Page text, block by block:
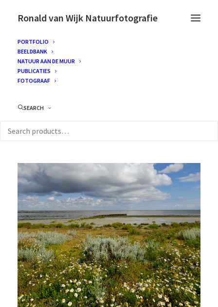
Ronald van Wijk Natuurfotografie
PORTFOLIO
BEELDBANK
NATUUR AAN DE MUUR
PUBLICATIES
FOTOGRAAF
SEARCH